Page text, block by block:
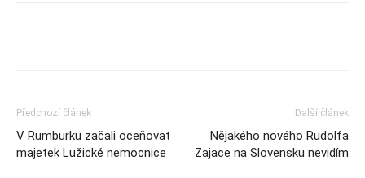
Předchozí článek
V Rumburku začali oceňovat
majetek Lužické nemocnice
Další článek
Nějakého nového Rudolfa
Zajace na Slovensku nevidím